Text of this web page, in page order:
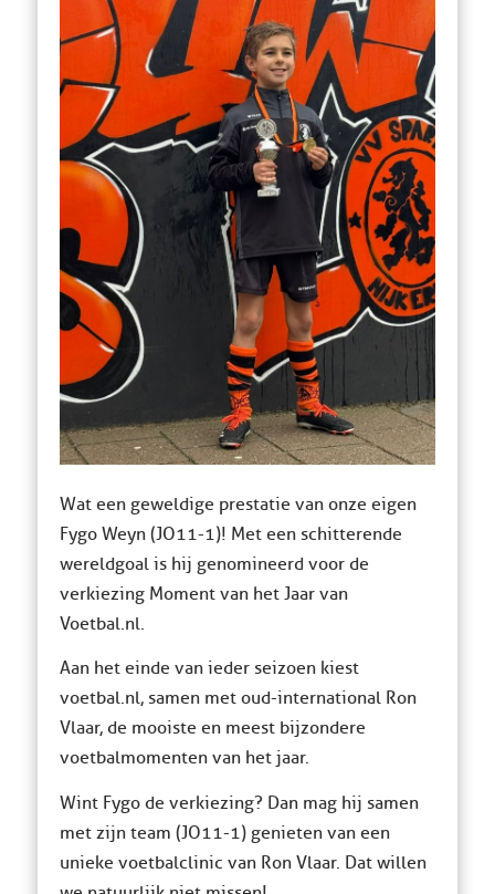
Wat een geweldige prestatie van onze eigen
Fygo Weyn (JO11-1)! Met een schitterende
wereldgoal is hij genomineerd voor de
verkiezing Moment van het Jaar van
Voetbal.nl.
Aan het einde van ieder seizoen kiest
voetbal.nl, samen met oud-international Ron
Vlaar, de mooiste en meest bijzondere
voetbalmomenten van het jaar.
Wint Fygo de verkiezing? Dan mag hij samen
met zijn team (JO11-1) genieten van een
unieke voetbalclinic van Ron Vlaar. Dat willen